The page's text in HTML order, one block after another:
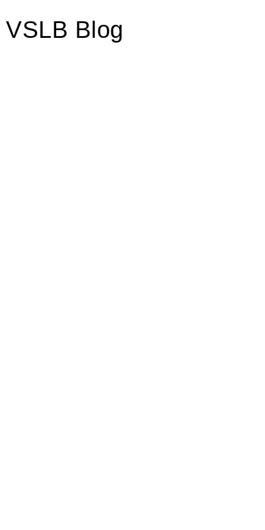
VSLB Blog